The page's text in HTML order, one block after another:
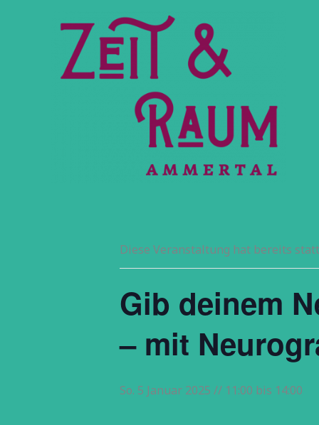
Diese Veranstaltung hat bereits
Gib deinem
– mit
So. 5 Januar 2025 // 11:00 bis 14:00